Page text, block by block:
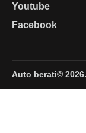
Youtube
Facebook
Auto berati©